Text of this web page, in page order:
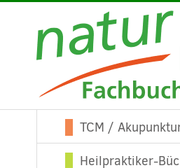
TCM /
Heilpraktiker-